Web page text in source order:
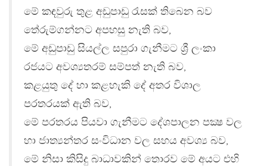
මේ කඳවුරු තුළ අඩුපාඩු රැසක් තිබෙන බව
තේරුම්ගන්නට අපහසු නැති බව,
මේ අඩුපාඩු සියල්ල සපුරා ගැනීමට ශ්‍රී ලංකා
රජයට අවශ්‍යතරම් සම්පත් නැති බව,
කළයුතු දේ හා කළහැකි දේ අතර විශාල
පරතරයක් ඇති බව,
මේ පරතරය පියවා ගැනීමට දේශපාලන පක්‍ෂ වල
හා ජාත්‍යන්තර සංවිධාන වල සහය අවශ්‍ය බව,
මේ නිසා කිසිදු බාධාවකින් තොරව මේ අයට එහි